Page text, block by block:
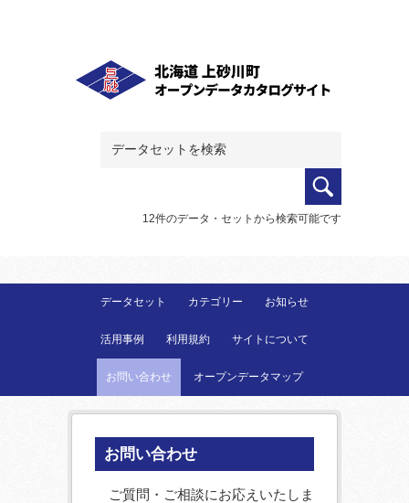
12件のデータ・セットから検索可能です
データセット カテゴリー お知らせ
活用事例 利用規約 サイトについて
お問い合わせ オープンデータマップ
お問い合わせ
ご質問・ご相談にお応えいたしま